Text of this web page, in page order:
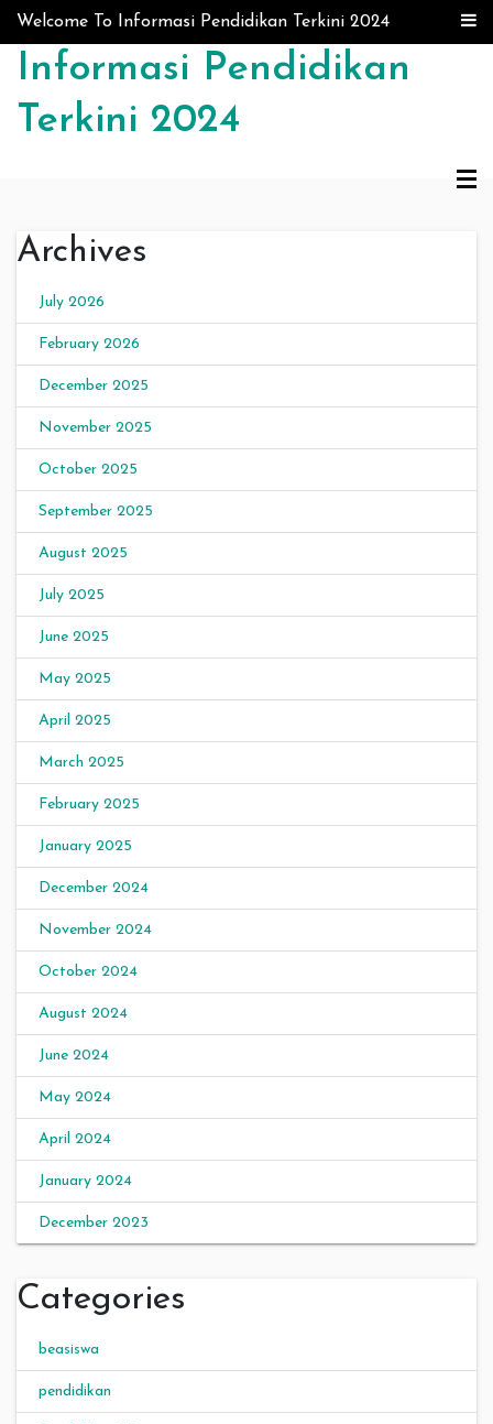
Skip to content
Welcome To Informasi Pendidikan Terkini 2024
Informasi Pendidikan
Terkini 2024
Archives
July 2026
February 2026
December 2025
November 2025
October 2025
September 2025
August 2025
July 2025
June 2025
May 2025
April 2025
March 2025
February 2025
January 2025
December 2024
November 2024
October 2024
August 2024
June 2024
May 2024
April 2024
January 2024
December 2023
Categories
beasiswa
pendidikan